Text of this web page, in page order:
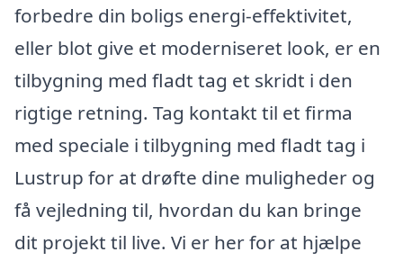
forbedre din boligs energi-effektivitet,
eller blot give et moderniseret look, er en
tilbygning med fladt tag et skridt i den
rigtige retning. Tag kontakt til et firma
med speciale i tilbygning med fladt tag i
Lustrup for at drøfte dine muligheder og
få vejledning til, hvordan du kan bringe
dit projekt til live. Vi er her for at hjælpe